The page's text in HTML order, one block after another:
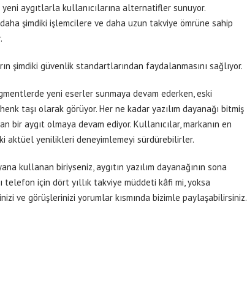
aygıtlarla kullanıcılarına alternatifler sunuyor.
şimdiki işlemcilere ve daha uzun takviye ömrüne sahip
şimdiki güvenlik standartlarından faydalanmasını sağlıyor.
yeni eserler sunmaya devam ederken, eski
taşı olarak görüyor. Her ne kadar yazılım dayanağı bitmiş
bir aygıt olmaya devam ediyor. Kullanıcılar, markanın en
aktüel yenilikleri deneyimlemeyi sürdürebilirler.
kullanan biriyseniz, aygıtın yazılım dayanağının sona
telefon için dört yıllık takviye müddeti kâfi mi, yoksa
ve görüşlerinizi yorumlar kısmında bizimle paylaşabilirsiniz.